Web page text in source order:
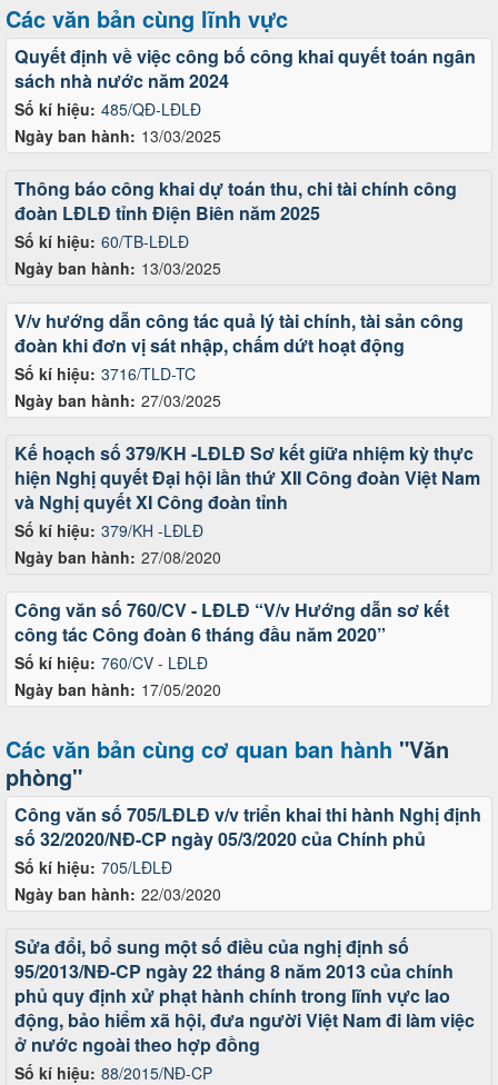
Các văn bản cùng lĩnh vực
Số kí hiệu: 485/QĐ-LĐLĐ
Ngày ban hành: 13/03/2025
Quyết định về việc công bố công khai quyết toán ngân
sách nhà nước năm 2024
Số kí hiệu: 60/TB-LĐLĐ
Ngày ban hành: 13/03/2025
Thông báo công khai dự toán thu, chi tài chính công
đoàn LĐLĐ tỉnh Điện Biên năm 2025
Số kí hiệu: 3716/TLD-TC
Ngày ban hành: 27/03/2025
V/v hướng dẫn công tác quả lý tài chính, tài sản công
đoàn khi đơn vị sát nhập, chấm dứt hoạt động
Số kí hiệu: 379/KH -LĐLĐ
Ngày ban hành: 27/08/2020
Kế hoạch số 379/KH -LĐLĐ Sơ kết giữa nhiệm kỳ thực
hiện Nghị quyết Đại hội lần thứ XII Công đoàn Việt Nam
và Nghị quyết XI Công đoàn tỉnh
Số kí hiệu: 760/CV - LĐLĐ
Ngày ban hành: 17/05/2020
Công văn số 760/CV - LĐLĐ “V/v Hướng dẫn sơ kết
công tác Công đoàn 6 tháng đầu năm 2020”
Các văn bản cùng cơ quan ban hành "Văn
phòng"
Số kí hiệu: 705/LĐLĐ
Ngày ban hành: 22/03/2020
Công văn số 705/LĐLĐ v/v triển khai thi hành Nghị định
số 32/2020/NĐ-CP ngày 05/3/2020 của Chính phủ
Số kí hiệu: 88/2015/NĐ-CP
Sửa đổi, bổ sung một số điều của nghị định số
95/2013/NĐ-CP ngày 22 tháng 8 năm 2013 của chính
phủ quy định xử phạt hành chính trong lĩnh vực lao
động, bảo hiểm xã hội, đưa người Việt Nam đi làm việc
ở nước ngoài theo hợp đồng